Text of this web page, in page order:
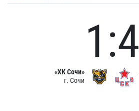
«ХК Сочи»
г. Сочи
1:4